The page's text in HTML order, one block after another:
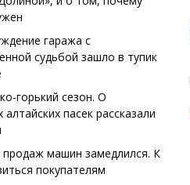
гаража с
судьбой зашло в тупик
горький сезон. О
алтайских пасек рассказали
продаж машин замедлился. К
покупателям